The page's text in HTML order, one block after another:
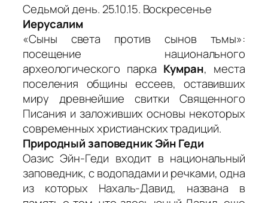
Седьмой день. 25.10.15. Воскресенье
Иерусалим
«Сыны света против сынов тьмы»:
посещение национального
археологического парка Кумран, места
поселения общины ессеев, оставивших
миру древнейшие свитки Священного
Писания и заложивших основы некоторых
современных христианских традиций.
Природный заповедник Эйн Геди
Оазис Эйн-Геди входит в национальный
заповедник, с водопадами и речками, одна
из которых Нахаль-Давид, названа в